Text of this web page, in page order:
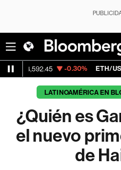
-0.30% ETH/USD
LATINOAMÉRICA EN
¿Quién es
el nuevo
de